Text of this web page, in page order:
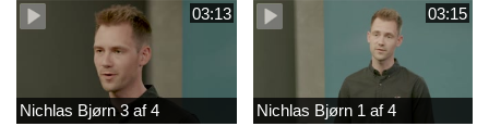
03:13
Nichlas Bjørn 3 af 4
03:15
Nichlas Bjørn 1 af 4